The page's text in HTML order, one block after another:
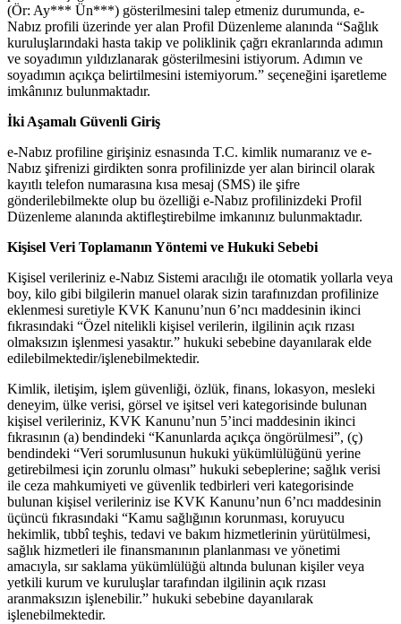
(Ör: Ay*** Ün***) gösterilmesini talep etmeniz durumunda, e-
Nabız profili üzerinde yer alan Profil Düzenleme alanında “Sağlık
kuruluşlarındaki hasta takip ve poliklinik çağrı ekranlarında adımın
ve soyadımın yıldızlanarak gösterilmesini istiyorum. Adımın ve
soyadımın açıkça belirtilmesini istemiyorum.” seçeneğini işaretleme
imkânınız bulunmaktadır.
İki Aşamalı Güvenli Giriş
e-Nabız profiline girişiniz esnasında T.C. kimlik numaranız ve e-
Nabız şifrenizi girdikten sonra profilinizde yer alan birincil olarak
kayıtlı telefon numarasına kısa mesaj (SMS) ile şifre
gönderilebilmekte olup bu özelliği e-Nabız profilinizdeki Profil
Düzenleme alanında aktifleştirebilme imkanınız bulunmaktadır.
Kişisel Veri Toplamanın Yöntemi ve Hukuki Sebebi
Kişisel verileriniz e-Nabız Sistemi aracılığı ile otomatik yollarla veya
boy, kilo gibi bilgilerin manuel olarak sizin tarafınızdan profilinize
eklenmesi suretiyle KVK Kanunu’nun 6’ncı maddesinin ikinci
fıkrasındaki “Özel nitelikli kişisel verilerin, ilgilinin açık rızası
olmaksızın işlenmesi yasaktır.” hukuki sebebine dayanılarak elde
edilebilmektedir/işlenebilmektedir.
Kimlik, iletişim, işlem güvenliği, özlük, finans, lokasyon, mesleki
deneyim, ülke verisi, görsel ve işitsel veri kategorisinde bulunan
kişisel verileriniz, KVK Kanunu’nun 5’inci maddesinin ikinci
fıkrasının (a) bendindeki “Kanunlarda açıkça öngörülmesi”, (ç)
bendindeki “Veri sorumlusunun hukuki yükümlülüğünü yerine
getirebilmesi için zorunlu olması” hukuki sebeplerine; sağlık verisi
ile ceza mahkumiyeti ve güvenlik tedbirleri veri kategorisinde
bulunan kişisel verileriniz ise KVK Kanunu’nun 6’ncı maddesinin
üçüncü fıkrasındaki “Kamu sağlığının korunması, koruyucu
hekimlik, tıbbî teşhis, tedavi ve bakım hizmetlerinin yürütülmesi,
sağlık hizmetleri ile finansmanının planlanması ve yönetimi
amacıyla, sır saklama yükümlülüğü altında bulunan kişiler veya
yetkili kurum ve kuruluşlar tarafından ilgilinin açık rızası
aranmaksızın işlenebilir.” hukuki sebebine dayanılarak
işlenebilmektedir.